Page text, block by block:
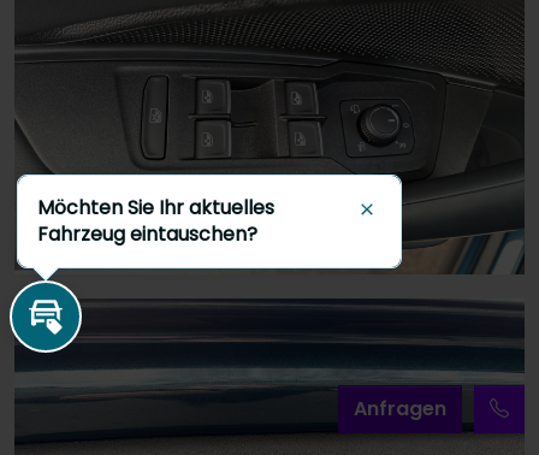
Anfragen
Inzahlungnahme
Möchten Sie Ihr aktuelles
Fahrzeug eintauschen?
Schließen